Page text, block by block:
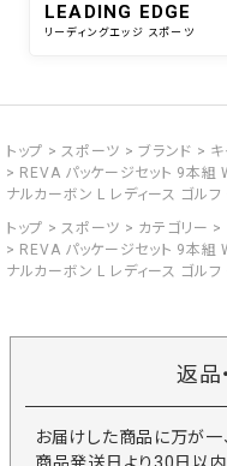
LEADING EDGE
リーディングエッジ スポーツ
トップ スポーツ ブランド
REVA パッケージセット 9本
ナルカーボン L レディース ゴルフ
トップ
スポーツ カテゴリー
REVA パッケージセット 9本
ナルカーボン L レディース ゴルフ
返品
お届けした商品に万が一